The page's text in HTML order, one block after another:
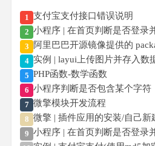
1 支付宝支付接口错误说明
2 小程序 | 在首页判断是否登录
3 阿里巴巴开源镜像提供的
4 实例 | layui上传图片并存入数
5 PHP函数-数学函数
6 小程序判断是否包含某个字符
7 微擎模块开发流程
8 微擎 | 插件应用的安装/自己新
9 小程序 | 在首页判断是否登录